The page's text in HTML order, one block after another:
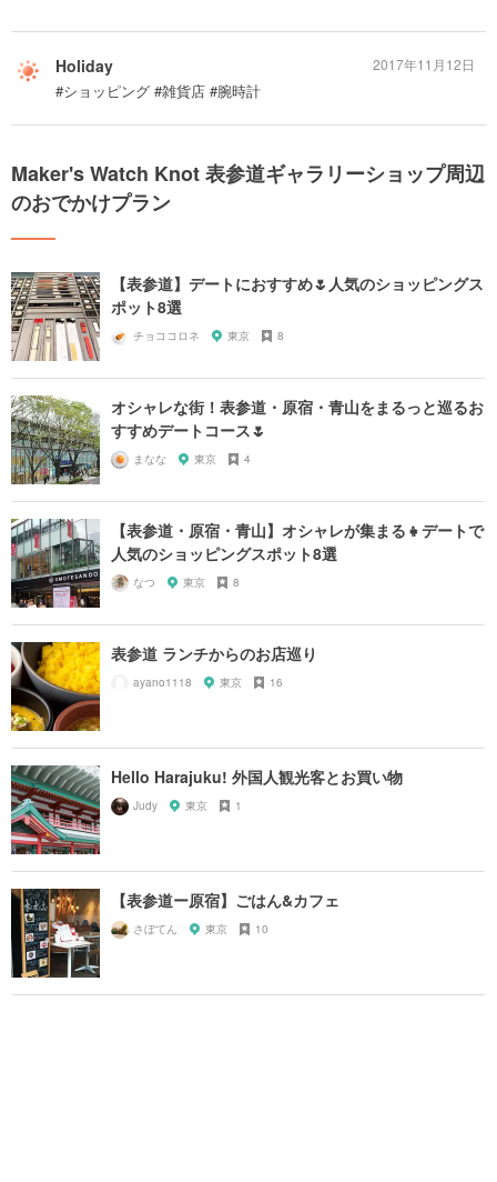
Holiday
#ショッピング #雑貨店 #腕時計
2017年11月12日
Maker's Watch Knot 表参道ギャラリーショップ周辺
のおでかけプラン
【表参道】デートにおすすめ🌷人気のショッピングス
ポット8選
チョココロネ 東京 8
オシャレな街！表参道・原宿・青山をまるっと巡るお
すすめデートコース🌷
まなな 東京 4
【表参道・原宿・青山】オシャレが集まる👧デートで
人気のショッピングスポット8選
なつ 東京 8
表参道 ランチからのお店巡り
ayano1118 東京 16
Hello Harajuku! 外国人観光客とお買い物
Judy 東京 1
【表参道ー原宿】ごはん&カフェ
さぼてん 東京 10